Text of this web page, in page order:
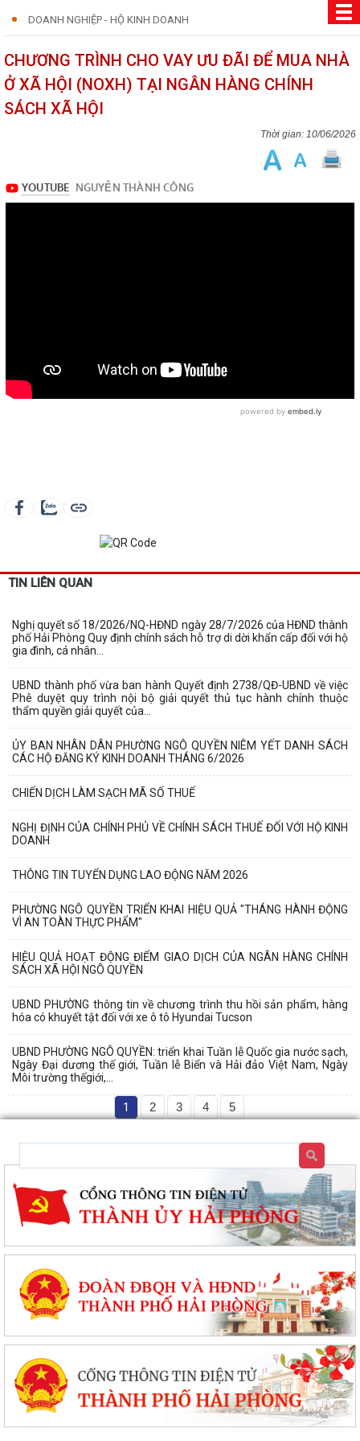
DOANH NGHIỆP - HỘ KINH DOANH
CHƯƠNG TRÌNH CHO VAY ƯU ĐÃI ĐỂ MUA NHÀ
Ở XÃ HỘI (NOXH) TẠI NGÂN HÀNG CHÍNH
SÁCH XÃ HỘI
10/06/2026
TIN LIÊN QUAN
Nghị quyết số 18/2026/NQ-HĐND ngày 28/7/2026 của HĐND thành
phố Hải Phòng Quy định chính sách hỗ trợ di dời khẩn cấp đối với hộ
gia đình, cá nhân...
UBND thành phố vừa ban hành Quyết định 2738/QĐ-UBND về việc
Phê duyệt quy trình nội bộ giải quyết thủ tục hành chính thuộc
thẩm quyền giải quyết của...
ỦY BAN NHÂN DÂN PHƯỜNG NGÔ QUYỀN NIÊM YẾT DANH SÁCH
CÁC HỘ ĐĂNG KÝ KINH DOANH THÁNG 6/2026
CHIẾN DỊCH LÀM SẠCH MÃ SỐ THUẾ
NGHỊ ĐỊNH CỦA CHÍNH PHỦ VỀ CHÍNH SÁCH THUẾ ĐỐI VỚI HỘ KINH
DOANH
THÔNG TIN TUYỂN DỤNG LAO ĐỘNG NĂM 2026
PHƯỜNG NGÔ QUYỀN TRIỂN KHAI HIỆU QUẢ "THÁNG HÀNH ĐỘNG
VÌ AN TOÀN THỰC PHẨM"
HIỆU QUẢ HOẠT ĐỘNG ĐIỂM GIAO DỊCH CỦA NGÂN HÀNG CHÍNH
SÁCH XÃ HỘI NGÔ QUYỀN
UBND PHƯỜNG thông tin về chương trình thu hồi sản phẩm, hàng
hóa có khuyết tật đối với xe ô tô Hyundai Tucson
UBND PHƯỜNG NGÔ QUYỀN: triển khai Tuần lễ Quốc gia nước sạch,
Ngày Đại dương thế giới, Tuần lễ Biển và Hải đảo Việt Nam, Ngày
Môi trường thếgiới,...
1 2 3 4 5
Phường Ngô Quyền trao tặng sách giáo khoa, đồng phục cho 307 học
sinh có hoàn cảnh khó khăn trước...
Phường Ngô Quyền đẩy mạnh công tác phòng, chống ma túy và nhân
rộng các mô hình an ninh trật tự tại...
THƯ CẢM ƠN – NIỀM TIN CỦA NHÂN DÂN DÀNH CHO CHÍNH QUYỀN
PHƯỜNG NGÔ QUYỀN: PHÁT HUY SỨC MẠNH TỔNG HỢP CỦA CẢ HỆ
THỐNG CHÍNH TRỊ TRONG CÔNG TÁC PHÒNG, CHỐNG...
HỘI ĐỒNG NHÂN DÂN PHƯỜNG NGÔ QUYỀN THÔNG BÁO KẾT QUẢ KỲ
HỌP THỨ 4
HỘI ĐỒNG NHÂN DÂN THÀNH PHỐ THÔNG BÁO KẾT QUẢ KỲ HỌP THỨ
3
BẾ MẠC VÀ TRAO THƯỞNG DIỄN TẬP CHIẾN ĐẤU PHÒNG THỦ
PHƯỜNG NGÔ QUYỀN NĂM 2026
Phường Ngô Quyền khai mạc Diễn tập chiến đấu phòng thủ năm 2026
ĐẢNG ỦY - HĐND - UBND - UB MTTQ VIỆT NAM PHƯỜNG NGÔ QUYỀN
THƯ TRI ÂN GIA ĐÌNH CÁC ANH HÙNG LIỆT...